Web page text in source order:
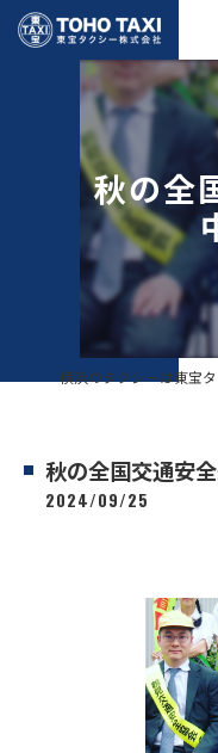
秋の全
秋の全国交通安全
2024/09/25